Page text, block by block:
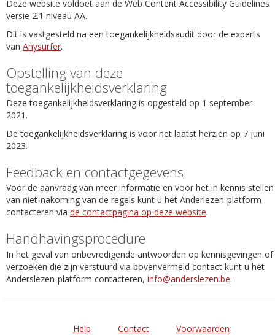
Deze website voldoet aan de Web Content Accessibility Guidelines
versie 2.1 niveau AA.
Dit is vastgesteld na een toegankelijkheidsaudit door de experts
van Anysurfer.
Opstelling van deze
toegankelijkheidsverklaring
Deze toegankelijkheidsverklaring is opgesteld op 1 september
2021.
De toegankelijkheidsverklaring is voor het laatst herzien op 7 juni
2023.
Feedback en contactgegevens
Voor de aanvraag van meer informatie en voor het in kennis stellen
van niet-nakoming van de regels kunt u het Anderlezen-platform
contacteren via de contactpagina op deze website.
Handhavingsprocedure
In het geval van onbevredigende antwoorden op kennisgevingen of
verzoeken die zijn verstuurd via bovenvermeld contact kunt u het
Anderslezen-platform contacteren, info@anderslezen.be.
Help Contact
Voorwaarden